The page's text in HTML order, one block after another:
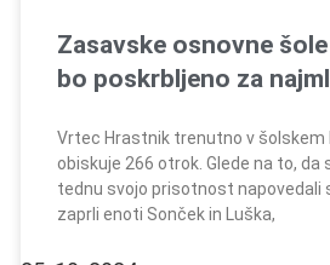
Zasavske osnovne
bo poskrbljeno za
Vrtec Hrastnik trenutno v šolskem
obiskuje 266 otrok. Glede na to, da
tednu svojo prisotnost napovedali
zaprli enoti Sonček in Luška,